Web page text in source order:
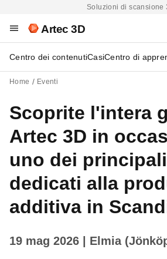
Soluzioni di scansione
Artec 3D
Centro dei contenutiCasiCentro di
Home Eventi
Scoprite l'intera
Artec 3D in
uno dei
dedicati alla
additiva in
19 mag 2026 | Elmia